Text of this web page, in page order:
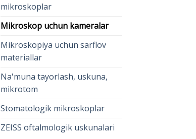
mikroskoplar
Mikroskop uchun kameralar
Mikroskopiya uchun sarflov
materiallar
Na'muna tayorlash, uskuna,
mikrotom
Stomatologik mikroskoplar
ZEISS oftalmologik uskunalari